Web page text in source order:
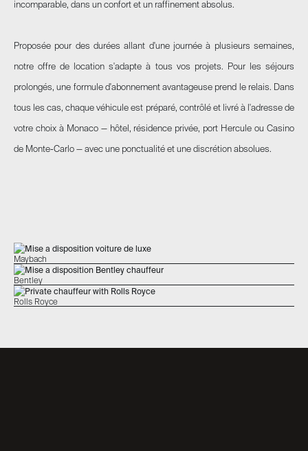
incomparable, dans un confort et un raffinement absolus.
Proposée pour des durées allant d'une journée à plusieurs semaines,
notre offre de location s'adapte à tous vos projets. Pour les séjours
prolongés, une formule d'abonnement avantageuse prend le relais. Dans
tous les cas, chaque véhicule est préparé, contrôlé et livré à l'adresse de
votre choix à Monaco — hôtel, résidence privée, port Hercule ou Casino
de Monte-Carlo — avec une ponctualité et une discrétion absolues.
Maybach
Bentley
Rolls Royce